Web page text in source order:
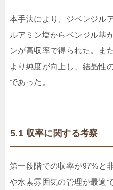
本手法により、ジベンジル
ルアミン塩からベンジル基
ンが高収率で得られた。ま
より純度が向上し、結晶性
であった。
5.1 収率に関する考察
第一段階での収率が97%と
や水素雰囲気の管理が最適